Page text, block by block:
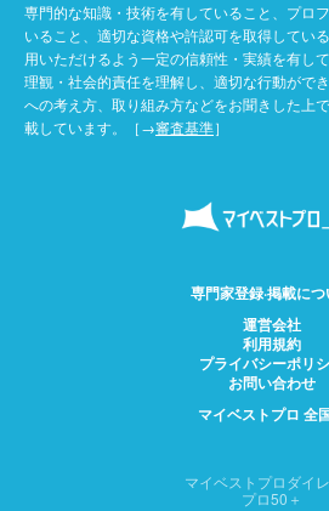
専門的な知識・技術を有していること、プロ
いること、適切な資格や許認可を取得してい
用いただけるよう一定の信頼性・実績を有し
理観・社会的責任を理解し、適切な行動がで
への考え方、取り組み方などをお聞きした上
載しています。［→審査基準］
専門家登録·掲載につ
運営会社
利用規約
プライバシーポリ
お問い合わせ
マイベストプロ 全
マイベストプロダイ
プロ50＋